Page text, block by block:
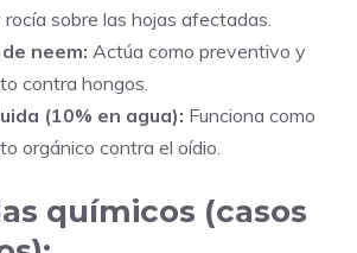
rocía sobre las hojas afectadas.
neem: Actúa como preventivo y
contra hongos.
(10% en agua): Funciona como
orgánico contra el oídio.
químicos (casos